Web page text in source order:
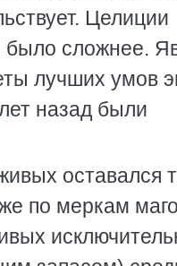
Целиции
было сложнее.
лучших умов
назад были
оставался
по меркам